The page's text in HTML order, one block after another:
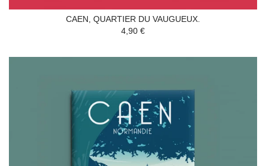
CAEN, QUARTIER DU VAUGUEUX.
4,90 €